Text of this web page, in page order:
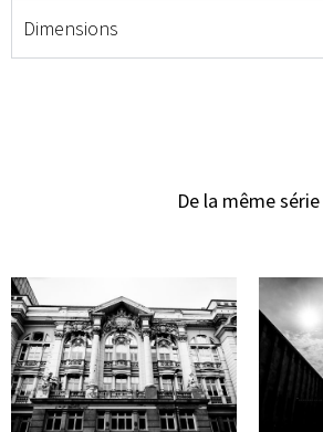
Dimensions
De la même série